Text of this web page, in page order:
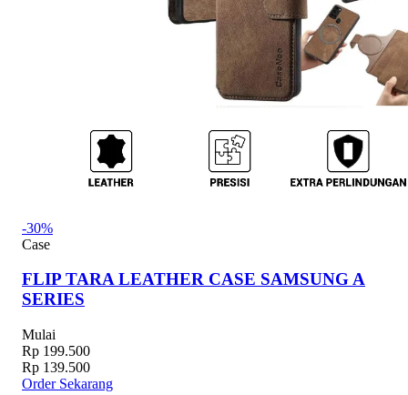
-30%
Case
FLIP TARA LEATHER CASE SAMSUNG A
SERIES
Mulai
Rp 199.500
Rp 139.500
Order Sekarang